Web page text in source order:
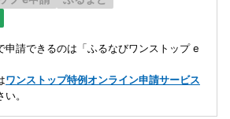
申請できるのは「ふるなびワンストップ e
ワンストップ特例オンライン申請サービス
。